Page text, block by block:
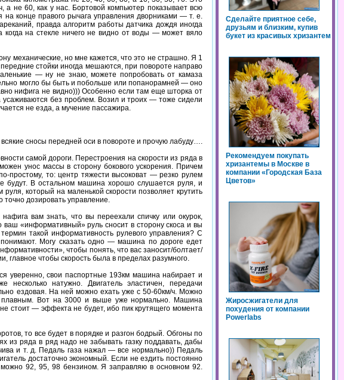
а не 60, как у нас. Бортовой компьютер показывает всю
конце правого рычага управления дворниками — т. е.
правда алгоритм работы датчика дождя иногда
на стекле ничего не видно от воды — может вяло
механические, но мне кажется, что это не страшно. Я 1
стойки иногда мешаются, при повороте направо
— ну не знаю, можете попробовать от камаза
могло бы быть и побольше или попанорамней — оно
нифига не видно))) Особенно если там еще шторка от
без проблем. Возил и троих — тоже сидели
не езда, а мучение пассажира.
сносы передней оси в повороте и прочую лабуду….
самой дороги. Перестроения на скорости из ряда в
унос массы в сторону бокового ускорения. Причем
простому, то: центр тяжести высоковат — резко рулем
В остальном машина хорошо слушается руля, и
который на маленькой скорости позволяет крутить
дозировать управление.
вам знать, что вы переехали спичку или окурок,
«информативный» руль сносит в сторону скоса и вы
такой информативность рулевого управления? С
Могу сказать одно — машина по дороге едет
чтобы понять, что вас заносит/болтает/
главное чтобы скорость была в пределах разумного.
уверенно, свои паспортные 193км машина набирает и
натужно. Двигатель эластичен, передачи
ездовая. На ней можно ехать уже с 50-60км/ч. Можно
плавным. Вот на 3000 и выше уже нормально. Машина
стоит — эффекта не будет, ибо пик крутящего момента
то все будет в порядке и разгон бодрый. Обгоны по
из ряда в ряд надо не забывать газку поддавать, дабы
и т. д. Педаль газа нажал — все нормально)) Педаль
достаточно экономный. Если не ездить постоянно
92, 95, 98 бензином. Я заправляю в основном 92.
Сделайте приятное себе,
друзьям и близким, купив
букет из красивых хризантем
Рекомендуем покупать
хризантемы в Москве в
компании «Городская База
Цветов»
Жиросжигатели для
похудения от компании
Powerlabs